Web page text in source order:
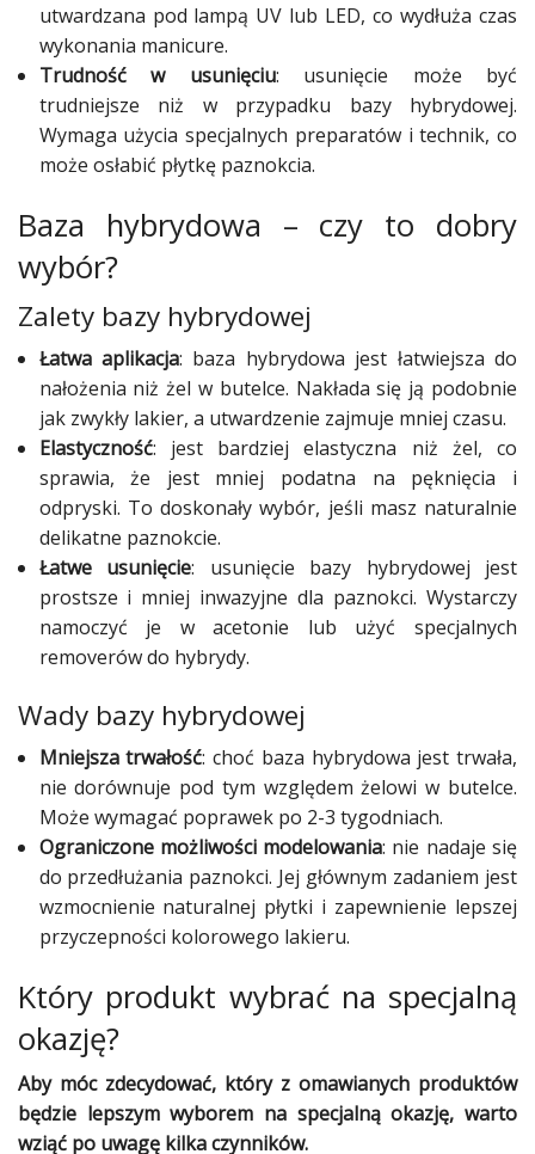
utwardzana pod lampą UV lub LED, co wydłuża czas
wykonania manicure.
Trudność w usunięciu: usunięcie może być
trudniejsze niż w przypadku bazy hybrydowej.
Wymaga użycia specjalnych preparatów i technik, co
może osłabić płytkę paznokcia.
Baza hybrydowa – czy to dobry
wybór?
Zalety bazy hybrydowej
Łatwa aplikacja: baza hybrydowa jest łatwiejsza do
nałożenia niż żel w butelce. Nakłada się ją podobnie
jak zwykły lakier, a utwardzenie zajmuje mniej czasu.
Elastyczność: jest bardziej elastyczna niż żel, co
sprawia, że jest mniej podatna na pęknięcia i
odpryski. To doskonały wybór, jeśli masz naturalnie
delikatne paznokcie.
Łatwe usunięcie: usunięcie bazy hybrydowej jest
prostsze i mniej inwazyjne dla paznokci. Wystarczy
namoczyć je w acetonie lub użyć specjalnych
removerów do hybrydy.
Wady bazy hybrydowej
Mniejsza trwałość: choć baza hybrydowa jest trwała,
nie dorównuje pod tym względem żelowi w butelce.
Może wymagać poprawek po 2-3 tygodniach.
Ograniczone możliwości modelowania: nie nadaje się
do przedłużania paznokci. Jej głównym zadaniem jest
wzmocnienie naturalnej płytki i zapewnienie lepszej
przyczepności kolorowego lakieru.
Który produkt wybrać na specjalną
okazję?
Aby móc zdecydować, który z omawianych produktów
będzie lepszym wyborem na specjalną okazję, warto
wziąć po uwagę kilka czynników.